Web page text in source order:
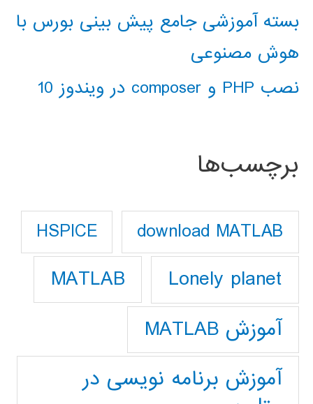
بسته آموزشی جامع پیش بینی بورس با
هوش مصنوعی
نصب PHP و composer در ویندوز 10
برچسب‌ها
download MATLAB
HSPICE
Lonely planet
MATLAB
آموزش MATLAB
آموزش برنامه نویسی در